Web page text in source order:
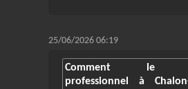
25/06/2026 06:19
Comment le
professionnel à